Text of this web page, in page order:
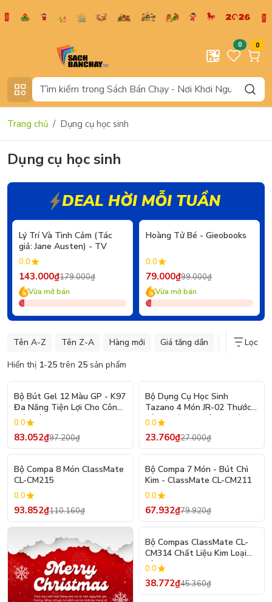
0 0
Trang chủ Dụng cụ học sinh
Dụng cụ học sinh
DEAL HỜI MỖI TUẦN
- 20%
Lý Trí Và Tình Cảm (Tác
giả: Jane Austen) - TV
0.0
143.000₫179.000₫
Vừa mở bán
- 20%
Hoàng Tử Bé - Gieobooks
0.0
79.000₫99.000₫
Vừa mở bán
Hiển thị 1-25 trên 25 sản phẩm
Tên A-Z Tên Z-A Hàng mới Giá tăng dần Giá giảm dần
Lọc
- 15%
Bộ Bút Gel 12 Màu GP - K97
Đa Năng Tiện Lợi Cho Công
Việc Và Học Tập
0.0
83.052₫97.200₫
Bộ Dụng Cụ Học Sinh
Tazano 4 Món JR-02 Thước
Kẻ, Thước Đo Góc, Thước
Đo Độ
0.0
23.760₫27.000₫
- 15%
Bộ Compa 8 Món ClassMate
CL-CM215
0.0
93.852₫110.160₫
- 15%
Bộ Compa 7 Món - Bút Chì
Kim - ClassMate CL-CM211
0.0
67.932₫79.920₫
- 15%
Bộ Compas ClassMate CL-
CM314 Chất Liệu Kim Loại
Và Nhựa
0.0
38.772₫45.360₫